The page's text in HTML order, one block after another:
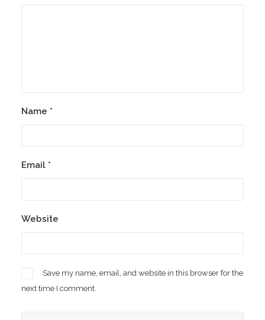
Name *
Email *
Website
Save my name, email, and website in this browser for the
next time I comment.